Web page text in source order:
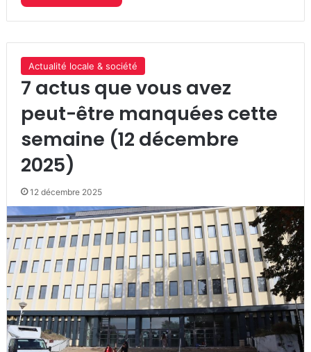
Actualité locale & société
7 actus que vous avez
peut-être manquées cette
semaine (12 décembre
2025)
12 décembre 2025